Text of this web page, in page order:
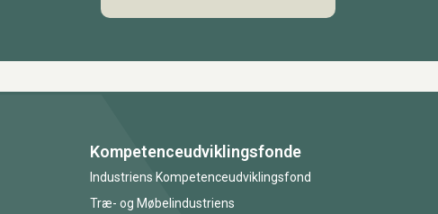
Kompetenceudviklingsfonde
Industriens Kompetenceudviklingsfond
Træ- og Møbelindustriens